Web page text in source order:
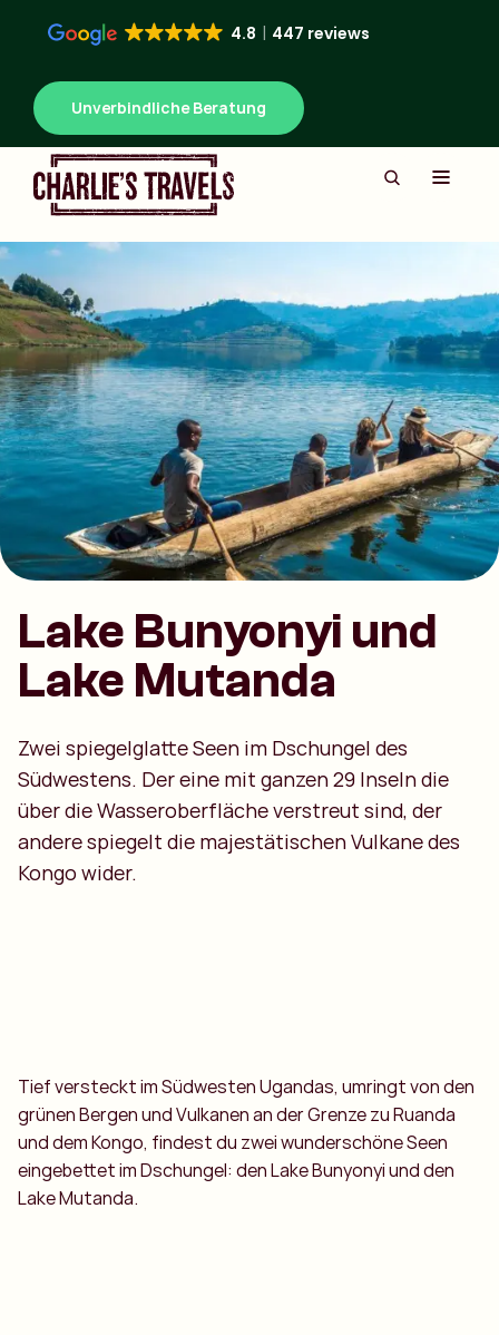
4.8 447 reviews
Unverbindliche Beratung
Lake Bunyonyi und
Lake Mutanda
Zwei spiegelglatte Seen im Dschungel des
Südwestens. Der eine mit ganzen 29 Inseln die
über die Wasseroberfläche verstreut sind, der
andere spiegelt die majestätischen Vulkane des
Kongo wider.
Tief versteckt im Südwesten Ugandas, umringt von den
grünen Bergen und Vulkanen an der Grenze zu Ruanda
und dem Kongo, findest du zwei wunderschöne Seen
eingebettet im Dschungel: den Lake Bunyonyi und den
Lake Mutanda.